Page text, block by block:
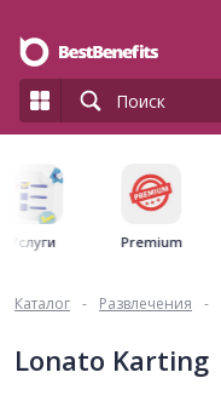
Услуги Premium
Каталог - Развлечения -
Lonato Karting